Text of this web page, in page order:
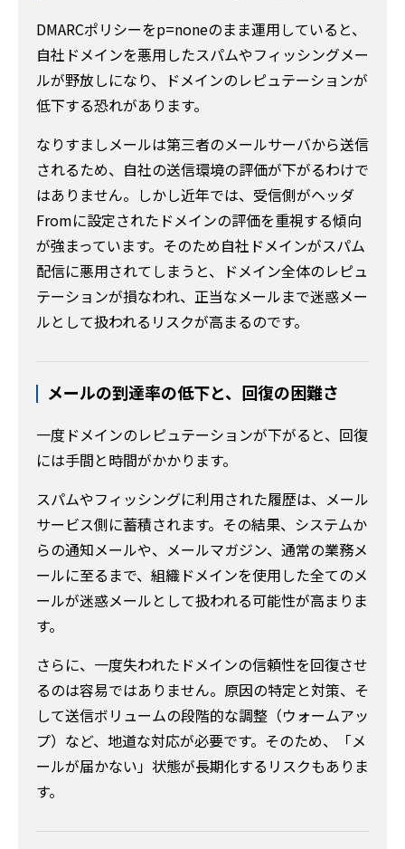
DMARCポリシーをp=noneのまま運用していると、
自社ドメインを悪用したスパムやフィッシングメー
ルが野放しになり、ドメインのレピュテーションが
低下する恐れがあります。
なりすましメールは第三者のメールサーバから送信
されるため、自社の送信環境の評価が下がるわけで
はありません。しかし近年では、受信側がヘッダ
Fromに設定されたドメインの評価を重視する傾向
が強まっています。そのため自社ドメインがスパム
配信に悪用されてしまうと、ドメイン全体のレピュ
テーションが損なわれ、正当なメールまで迷惑メー
ルとして扱われるリスクが高まるのです。
メールの到達率の低下と、回復の困難さ
一度ドメインのレピュテーションが下がると、回復
には手間と時間がかかります。
スパムやフィッシングに利用された履歴は、メール
サービス側に蓄積されます。その結果、システムか
らの通知メールや、メールマガジン、通常の業務メ
ールに至るまで、組織ドメインを使用した全てのメ
ールが迷惑メールとして扱われる可能性が高まりま
す。
さらに、一度失われたドメインの信頼性を回復させ
るのは容易ではありません。原因の特定と対策、そ
して送信ボリュームの段階的な調整（ウォームアッ
プ）など、地道な対応が必要です。そのため、「メ
ールが届かない」状態が長期化するリスクもありま
す。